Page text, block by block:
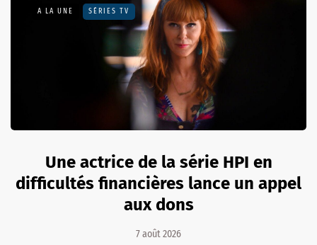
A LA UNE SÉRIES TV
Une actrice de la série HPI en
difficultés financières lance un appel
aux dons
7 août 2026